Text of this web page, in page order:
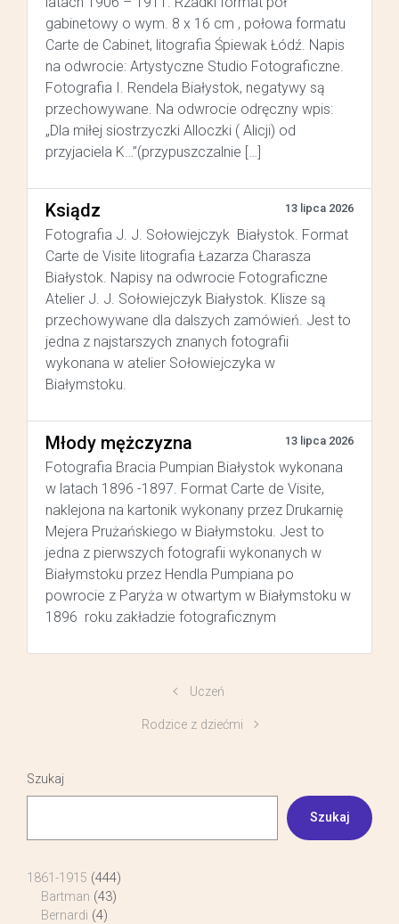
gabinetowy o wym. 8 x 16 cm , połowa formatu
Carte de Cabinet, litografia Śpiewak Łódź. Napis
na odwrocie: Artystyczne Studio Fotograficzne.
Fotografia I. Rendela Białystok, negatywy są
przechowywane. Na odwrocie odręczny wpis:
„Dla miłej siostrzyczki Alloczki ( Alicji) od
przyjaciela K…”(przypuszczalnie […]
Ksiądz 13 lipca 2026
Fotografia J. J. Sołowiejczyk Białystok. Format
Carte de Visite litografia Łazarza Charasza
Białystok. Napisy na odwrocie Fotograficzne
Atelier J. J. Sołowiejczyk Białystok. Klisze są
przechowywane dla dalszych zamówień. Jest to
jedna z najstarszych znanych fotografii
wykonana w atelier Sołowiejczyka w
Białymstoku.
Młody mężczyzna 13 lipca 2026
Fotografia Bracia Pumpian Białystok wykonana
w latach 1896 -1897. Format Carte de Visite,
naklejona na kartonik wykonany przez Drukarnię
Mejera Prużańskiego w Białymstoku. Jest to
jedna z pierwszych fotografii wykonanych w
Białymstoku przez Hendla Pumpiana po
powrocie z Paryża w otwartym w Białymstoku w
1896 roku zakładzie fotograficznym
Uczeń
Rodzice z dziećmi
Szukaj
Szukaj
1861-1915 (444)
Bartman (43)
Bernardi (4)